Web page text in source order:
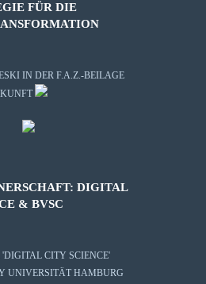
FÜR DIE
IN DER F.A.Z.-BEILAGE
DIGITAL
& BVSC
'DIGITAL CITY SCIENCE'
UNIVERSITÄT HAMBURG